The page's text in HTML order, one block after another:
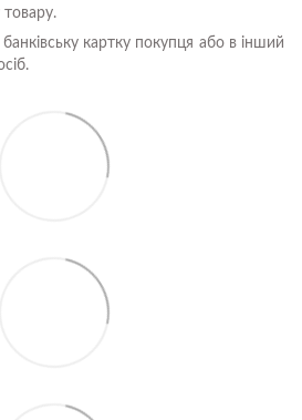
картку покупця або в інший